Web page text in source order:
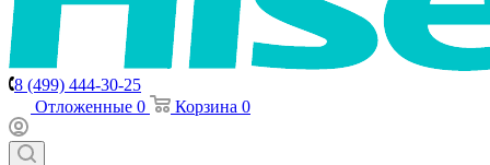
8 (499) 444-30-25
Отложенные 0 Корзина 0